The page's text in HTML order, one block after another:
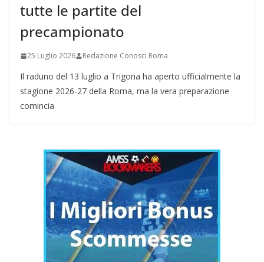
tutte le partite del
precampionato
25 Luglio 2026 Redazione Conosci Roma
Il raduno del 13 luglio a Trigoria ha aperto ufficialmente la
stagione 2026-27 della Roma, ma la vera preparazione
comincia